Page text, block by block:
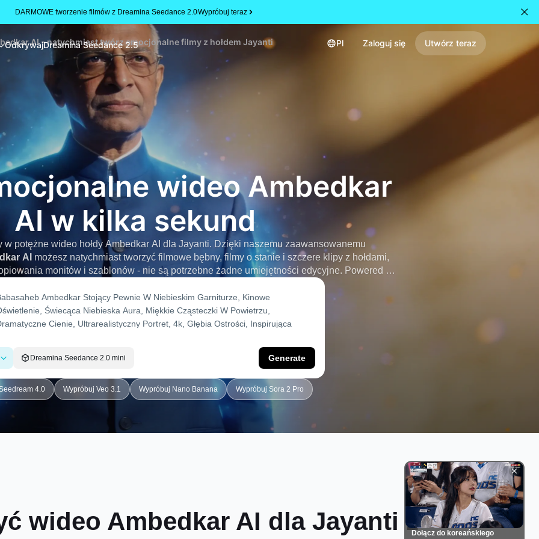
DARMOWE tworzenie filmów z Dreamina Seedance 2.0Wypróbuj teraz
OdkrywajDreamina Seedance 2.5 Pl Zaloguj się Utwórz teraz
AI - natychmiast twórz emocjonalne filmy z hołdem Jayanti
wideo Ambedkar
AI w kilka sekund
w potężne wideo hołdy Ambedkar AI dla Jayanti. Dzięki naszemu zaawansowanemu
AI możesz natychmiast tworzyć filmowe bębny, filmy o stanie i szczere klipy z hołdami,
monitów i szablonów - nie są potrzebne żadne umiejętności edycyjne. Powered by
Dreamina Seedance 2.0 mini Generate
4.0 Wypróbuj Veo 3.1 Wypróbuj Nano Banana Wypróbuj Sora 2 Pro
wideo Ambedkar AI dla Jayanti zDołącz do koreańskiego